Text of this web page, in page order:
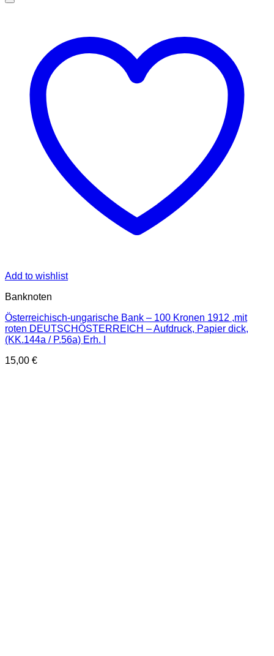
Add to wishlist
Banknoten
Österreichisch-ungarische Bank – 100 Kronen 1912 ,mit
roten DEUTSCHÖSTERREICH – Aufdruck, Papier dick,
(KK.144a / P.56a) Erh. I
15,00 €